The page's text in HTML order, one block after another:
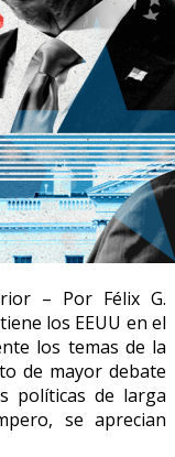
– Por Félix G.
los EEUU en el
los temas de la
de mayor debate
políticas de larga
se aprecian